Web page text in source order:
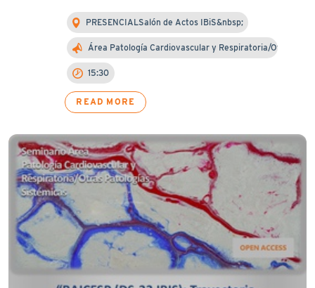
PRESENCIALSalón de Actos IBiS&nbsp;
Área Patología Cardiovascular y Respiratoria/Otra…
15:30
READ MORE